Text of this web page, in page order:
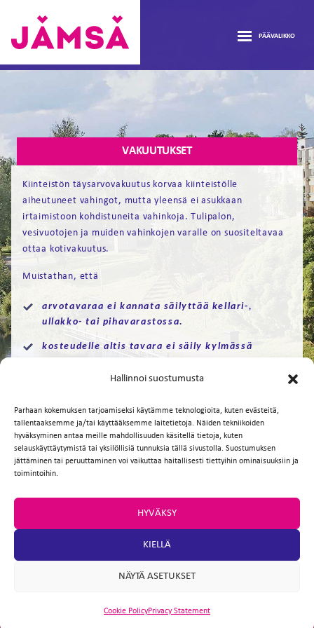
Hallinnoi suostumusta
Parhaan kokemuksen tarjoamiseksi käytämme teknologioita, kuten evästeitä,
tallentaaksemme ja/tai käyttääksemme laitetietoja. Näiden tekniikoiden
hyväksyminen antaa meille mahdollisuuden käsitellä tietoja, kuten
selauskäyttäytymistä tai yksilöllisiä tunnuksia tällä sivustolla. Suostumuksen
jättäminen tai peruuttaminen voi vaikuttaa haitallisesti tiettyihin ominaisuuksiin ja
toimintoihin.
HYVÄKSY
KIELLÄ
NÄYTÄ ASETUKSET
Cookie PolicyPrivacy Statement
sisältöön
PÄÄVALIKKO
ASUNNOT
AJANKOHTAISTA
avaa
avaa
YHTEYSTIEDOT
ASUKASTARINAT
VAKUUTUKSET
Kiinteistön täysarvovakuutus korvaa kiinteistölle
aiheutuneet vahingot, mutta yleensä ei asukkaan
irtaimistoon kohdistuneita vahinkoja. Tulipalon,
vesivuotojen ja muiden vahinkojen varalle on suositeltavaa
ottaa kotivakuutus.
Muistathan, että
arvotavaraa ei kannata säilyttää kellari-,
ullakko- tai pihavarastossa.
kosteudelle altis tavara ei säily kylmässä
Facebook
TwitterEmailWhatsApp